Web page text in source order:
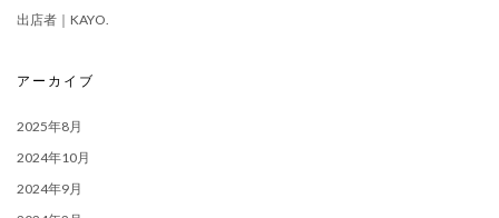
出店者｜KAYO.
アーカイブ
2025年8月
2024年10月
2024年9月